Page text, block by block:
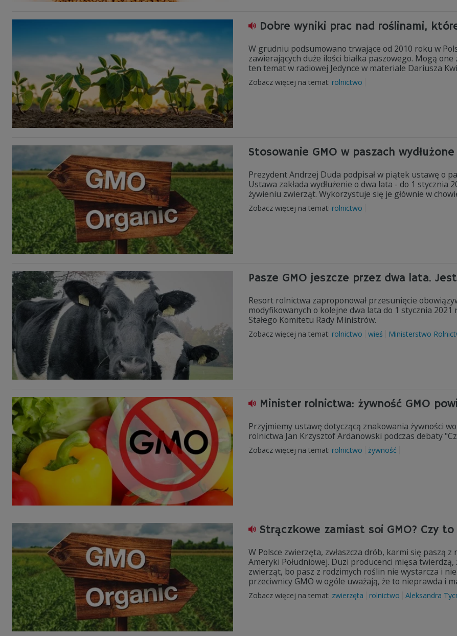
Dobre wyniki prac nad roślinami,
W grudniu podsumowano trwające od 2010 roku w
zawierających duże ilości białka paszowego. Mogą
ten temat w radiowej Jedynce w materiale Dariusza
Zobacz więcej na temat: rolnictwo
Stosowanie GMO w paszach
Prezydent Andrzej Duda podpisał w piątek ustawę o
Ustawa zakłada wydłużenie o dwa lata - do 1
żywieniu zwierząt. Wykorzystuje się je głównie w
Zobacz więcej na temat: rolnictwo
Pasze GMO jeszcze przez dwa lata.
Resort rolnictwa zaproponował przesunięcie
modyfikowanych o kolejne dwa lata do 1 stycznia
Stałego Komitetu Rady Ministrów.
Zobacz więcej na temat: rolnictwo wieś Ministerstwo
Minister rolnictwa: żywność GMO
Przyjmiemy ustawę dotyczącą znakowania żywności
rolnictwa Jan Krzysztof Ardanowski podczas debaty
Zobacz więcej na temat: rolnictwo żywność
Strączkowe zamiast soi GMO? Czy
W Polsce zwierzęta, zwłaszcza drób, karmi się paszą
Ameryki Południowej. Duzi producenci mięsa
zwierząt, bo pasz z rodzimych roślin nie wystarcza i
przeciwnicy GMO w ogóle uważają, że to nieprawda i
Zobacz więcej na temat: zwierzęta rolnictwo Aleksandra